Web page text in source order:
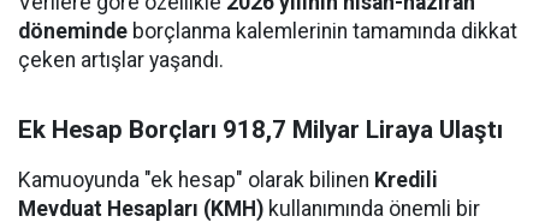
döneminde borçlanma kalemlerinin tamamında dikkat
çeken artışlar yaşandı.
Ek Hesap Borçları 918,7 Milyar Liraya Ulaştı
Kamuoyunda "ek hesap" olarak bilinen Kredili
Mevduat Hesapları (KMH) kullanımında önemli bir